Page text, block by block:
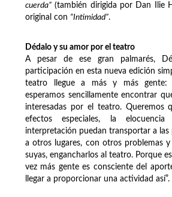
cuerda” (también dirigida por Dan Ilie
original con “Intimidad”.
Dédalo y su amor por el teatro
A pesar de ese gran palmarés,
participación en esta nueva edición
teatro llegue a más y más gente:
esperamos sencillamente encontrar
interesadas por el teatro. Queremos
efectos especiales, la
interpretación puedan transportar a las
a otros lugares, con otros problemas
suyas, engancharlos al teatro. Porque
vez más gente es consciente del
llegar a proporcionar una actividad así”.